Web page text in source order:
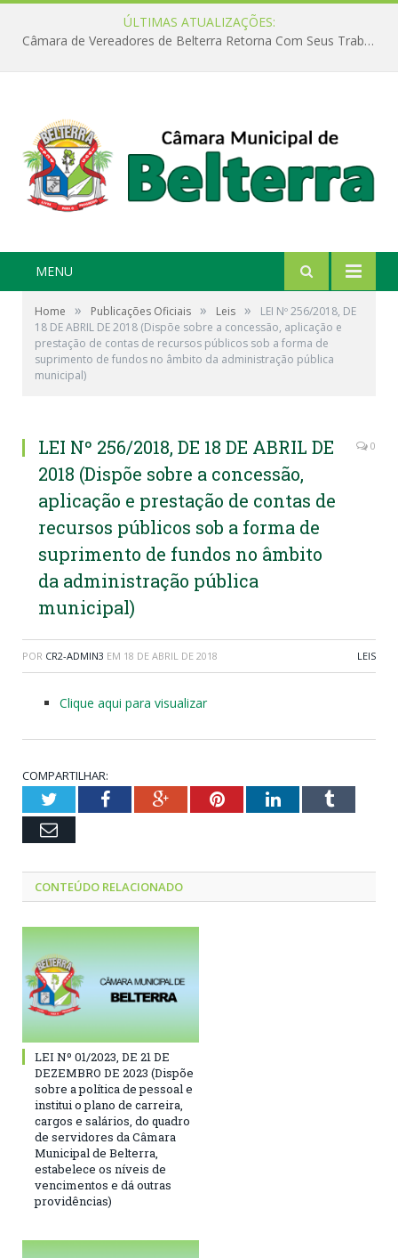
ÚLTIMAS ATUALIZAÇÕES:
Câmara de Vereadores de Belterra Retorna Com Seus Trabalhos Legislativos
MENU
Home » Publicações Oficiais » Leis »
LEI Nº 256/2018, DE
18 DE ABRIL DE 2018 (Dispõe sobre a concessão, aplicação e
prestação de contas de recursos públicos sob a forma de
suprimento de fundos no âmbito da administração pública
municipal)
LEI Nº 256/2018, DE 18 DE ABRIL DE
2018 (Dispõe sobre a concessão,
aplicação e prestação de contas de
recursos públicos sob a forma de
suprimento de fundos no âmbito
da administração pública
municipal)
0
POR CR2-ADMIN3 EM 18 DE ABRIL DE 2018 LEIS
Clique aqui para visualizar
COMPARTILHAR:
TwitterFacebookGoogle+PinterestLinkedInTumblr
Email
CONTEÚDO RELACIONADO
LEI Nº 01/2023, DE 21 DE
DEZEMBRO DE 2023 (Dispõe
sobre a política de pessoal e
institui o plano de carreira,
cargos e salários, do quadro
de servidores da Câmara
Municipal de Belterra,
estabelece os níveis de
vencimentos e dá outras
providências)